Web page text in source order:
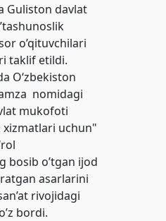
Guliston davlat
o’qituvchilari
taklif etildi.
O‘zbekiston
nomidagi
mukofoti
xizmatlari uchun"
bosib o’tgan ijod
asarlarini
rivojidagi
bordi.